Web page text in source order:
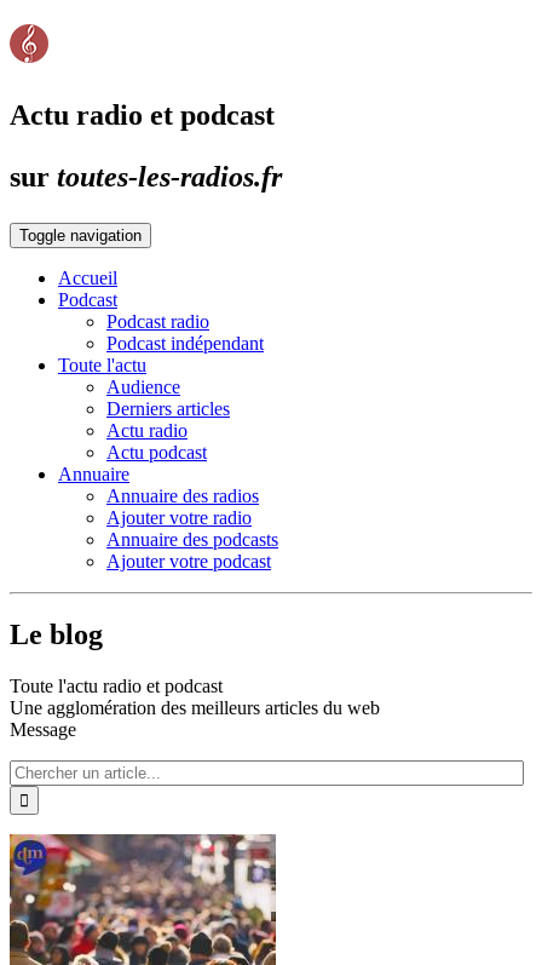
Actu radio et podcast
sur toutes-les-radios.fr
Toggle navigation
Accueil
Podcast
Podcast radio
Podcast indépendant
Toute l'actu
Audience
Derniers articles
Actu radio
Actu podcast
Annuaire
Annuaire des radios
Ajouter votre radio
Annuaire des podcasts
Ajouter votre podcast
Le blog
Toute l'actu radio et podcast
Une agglomération des meilleurs articles du web
Message